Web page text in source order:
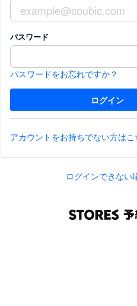
パスワード
パスワードをお忘れですか？
アカウントをお持ちでない方はこ
ログインできない